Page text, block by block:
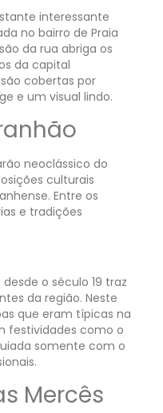
interessante
no bairro de Praia
da rua abriga os
da capital
cobertas por
e um visual lindo.
neoclássico do
culturais
Entre os
e tradições
o século 19 traz
da região. Neste
que eram típicas na
festividades como o
somente com o
Mercês